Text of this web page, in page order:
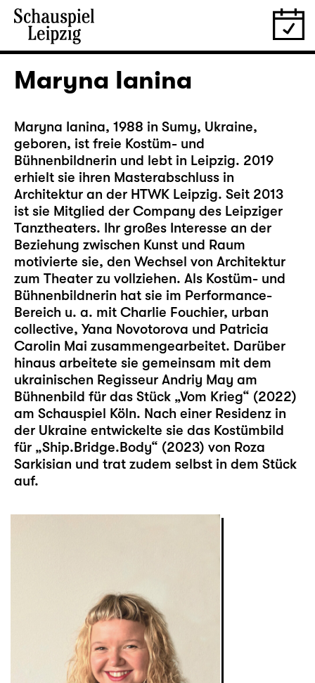
Maryna Ianina
Maryna Ianina, 1988 in Sumy, Ukraine,
geboren, ist freie Kostüm- und
Bühnenbildnerin und lebt in Leipzig. 2019
erhielt sie ihren Masterabschluss in
Architektur an der HTWK Leipzig. Seit 2013
ist sie Mitglied der Company des Leipziger
Tanztheaters. Ihr großes Interesse an der
Beziehung zwischen Kunst und Raum
motivierte sie, den Wechsel von Architektur
zum Theater zu vollziehen. Als Kostüm- und
Bühnenbildnerin hat sie im Performance-
Bereich u. a. mit Charlie Fouchier, urban
collective, Yana Novotorova und Patricia
Carolin Mai zusammengearbeitet. Darüber
hinaus arbeitete sie gemeinsam mit dem
ukrainischen Regisseur Andriy May am
Bühnenbild für das Stück „Vom Krieg“ (2022)
am Schauspiel Köln. Nach einer Residenz in
der Ukraine entwickelte sie das Kostümbild
für „Ship.Bridge.Body“ (2023) von Roza
Sarkisian und trat zudem selbst in dem Stück
auf.